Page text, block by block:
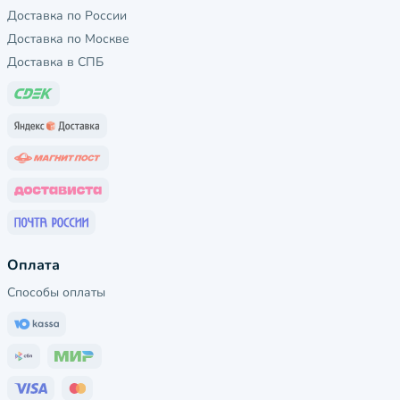
Доставка по России
Доставка по Москве
Доставка в СПБ
Оплата
Способы оплаты